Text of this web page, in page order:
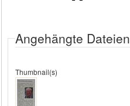
Angehängte Dateien
Thumbnail(s)